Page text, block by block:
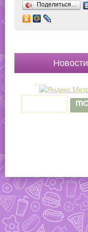
Поделиться…
Новости